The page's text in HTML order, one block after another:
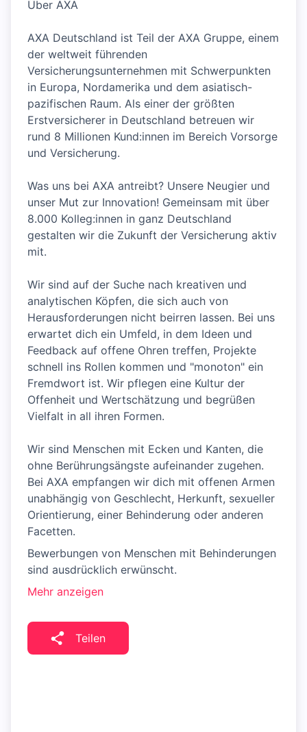
Über AXA
AXA Deutschland ist Teil der AXA Gruppe, einem
der weltweit führenden
Versicherungsunternehmen mit Schwerpunkten
in Europa, Nordamerika und dem asiatisch-
pazifischen Raum. Als einer der größten
Erstversicherer in Deutschland betreuen wir
rund 8 Millionen Kund:innen im Bereich Vorsorge
und Versicherung.
Was uns bei AXA antreibt? Unsere Neugier und
unser Mut zur Innovation! Gemeinsam mit über
8.000 Kolleg:innen in ganz Deutschland
gestalten wir die Zukunft der Versicherung aktiv
mit.
Wir sind auf der Suche nach kreativen und
analytischen Köpfen, die sich auch von
Herausforderungen nicht beirren lassen. Bei uns
erwartet dich ein Umfeld, in dem Ideen und
Feedback auf offene Ohren treffen, Projekte
schnell ins Rollen kommen und "monoton" ein
Fremdwort ist. Wir pflegen eine Kultur der
Offenheit und Wertschätzung und begrüßen
Vielfalt in all ihren Formen.
Wir sind Menschen mit Ecken und Kanten, die
ohne Berührungsängste aufeinander zugehen.
Bei AXA empfangen wir dich mit offenen Armen
unabhängig von Geschlecht, Herkunft, sexueller
Orientierung, einer Behinderung oder anderen
Facetten.
Bewerbungen von Menschen mit Behinderungen
sind ausdrücklich erwünscht.
Mehr anzeigen
Teilen